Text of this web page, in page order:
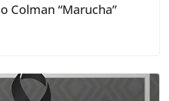
Colman “Marucha”